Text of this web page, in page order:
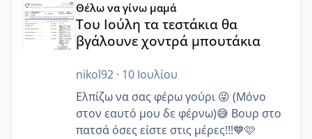
Θέλω να γίνω μαμά
Του Ιούλη τα τεστάκια θα
βγάλουνε χοντρά μπουτάκια
nikol92· 10 Ιουλίου
Ελπίζω να σας φέρω γούρι 😜 (Μόνο
στον εαυτό μου δε φέρνω)😅 Βουρ στο
πατσά όσες είστε στις μέρες!!!💙🩷